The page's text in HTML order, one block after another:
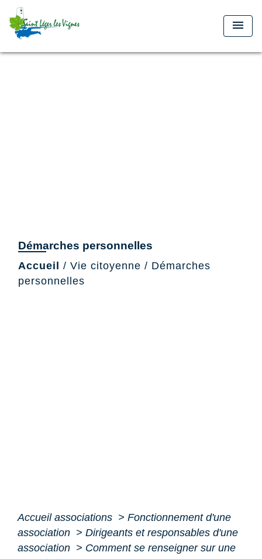
menu
Démarches personnelles
Accueil / Vie citoyenne / Démarches
personnelles
Accueil associations > Fonctionnement d'une
association > Dirigeants et responsables d'une
association > Comment se renseigner sur une